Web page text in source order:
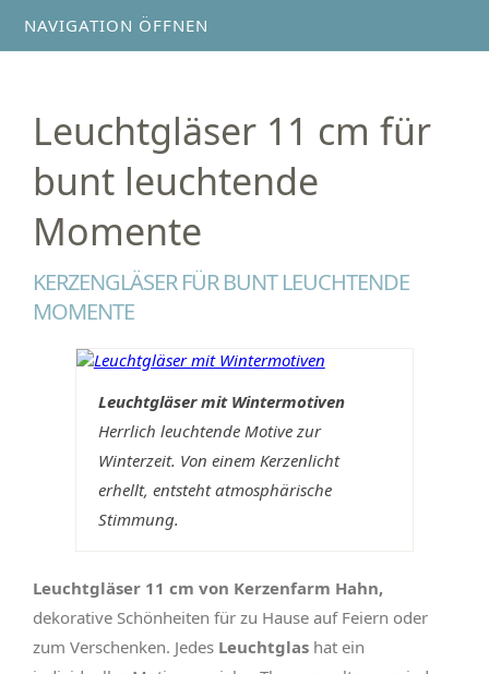
NAVIGATION ÖFFNEN
Leuchtgläser 11 cm für
bunt leuchtende
Momente
KERZENGLÄSER FÜR BUNT LEUCHTENDE
MOMENTE
Leuchtgläser mit Wintermotiven
Herrlich leuchtende Motive zur
Winterzeit. Von einem Kerzenlicht
erhellt, entsteht atmosphärische
Stimmung.
Leuchtgläser 11 cm von Kerzenfarm Hahn,
dekorative Schönheiten für zu Hause auf Feiern oder
zum Verschenken. Jedes Leuchtglas hat ein